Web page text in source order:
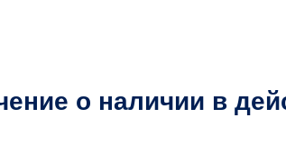
о наличии в